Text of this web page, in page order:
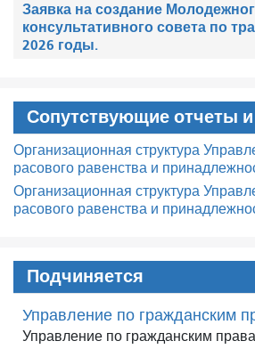
Заявка на создание
консультативного совета по
2026 годы.
Сопутствующие отчеты
Организационная структура
расового равенства и
Организационная структура
расового равенства и
Подчиняется
Управление по гражданским
Управление по гражданским